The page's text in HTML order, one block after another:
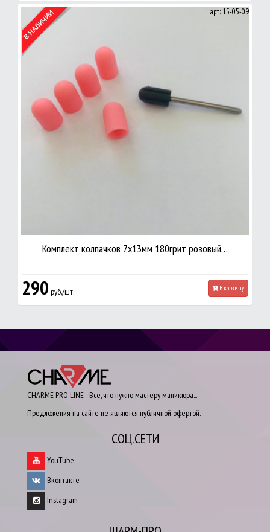
арт: 15-05-09
Комплект колпачков 7х13мм 180грит розовый…
290 руб./шт. В корзину
CHARME PRO LINE - Все, что нужно мастеру маникюра...
Предложения на сайте не являются публичной офертой.
СОЦ.СЕТИ
YouTube
Вконтакте
Instagram